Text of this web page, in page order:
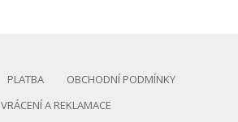
PLATBA
OBCHODNÍ PODMÍNKY
VRÁCENÍ A REKLAMACE